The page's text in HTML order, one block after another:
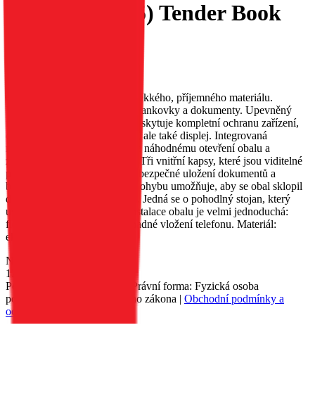
16e (SE 4 2025) Tender Book
Obal TENDER. Vyroben z měkkého, příjemného materiálu.
Vybavený třemi kapsami pro bankovky a dokumenty. Upevněný
magnetem. Obal TENDER poskytuje kompletní ochranu zařízení,
chrání nejen jeho zadní stranu, ale také displej. Integrovaná
magnetická západka zabraňuje náhodnému otevření obalu a
zajišťuje bezpečnost telefonu. Tři vnitřní kapsy, které jsou viditelné
po otevření klopky, umožňují bezpečné uložení dokumentů a
bankovek. Perforace v oblasti ohybu umožňuje, aby se obal sklopil
do polohy stojanu pro televizi. Jedná se o pohodlný stojan, který
usnadňuje sledování filmů. Instalace obalu je velmi jednoduchá:
flexibilní vložka umožňuje snadné vložení telefonu. Materiál:
ekologická kůže.
Nedostupné
129 Kč
Petr Matyáš, IČ: 00705331, Právní forma: Fyzická osoba
podnikající dle živnostenského zákona | Obchodní podmínky a
ochrana osobních údajů